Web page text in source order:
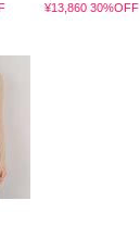
¥13,860 30%OFF